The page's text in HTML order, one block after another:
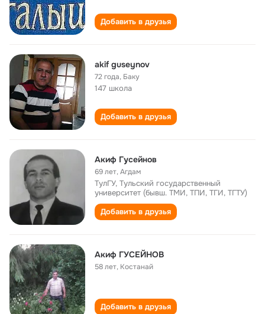
Добавить в друзья
akif guseynov
72 года, Баку
147 школа
Добавить в друзья
Акиф Гусейнов
69 лет,Агдам
ТулГУ, Тульский государственный
университет (бывш. ТМИ, ТПИ, ТГИ, ТГТУ)
Добавить в друзья
Акиф ГУСЕЙНОВ
58 лет, Костанай
Добавить в друзья